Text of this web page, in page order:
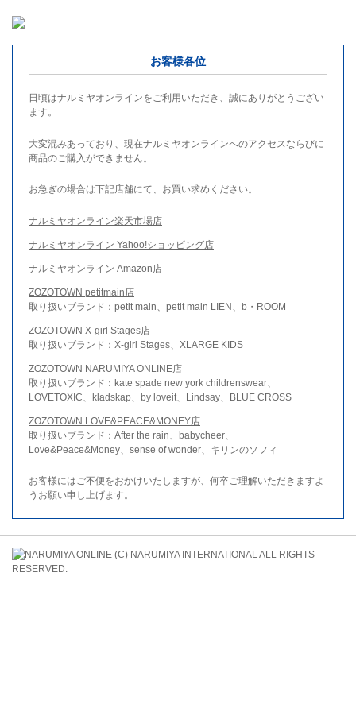
お客様各位
日頃はナルミヤオンラインをご利用いただき、誠にありがとうござい
ます。
大変混みあっており、現在ナルミヤオンラインへのアクセスならびに
商品のご購入ができません。
お急ぎの場合は下記店舗にて、お買い求めください。
ナルミヤオンライン楽天市場店
ナルミヤオンライン Yahoo!ショッピング店
ナルミヤオンライン Amazon店
ZOZOTOWN petitmain店
取り扱いブランド：petit main、petit main LIEN、b・ROOM
ZOZOTOWN X-girl Stages店
取り扱いブランド：X-girl Stages、XLARGE KIDS
ZOZOTOWN NARUMIYA ONLINE店
取り扱いブランド：kate spade new york childrenswear、
LOVETOXIC、kladskap、by loveit、Lindsay、BLUE CROSS
ZOZOTOWN LOVE&PEACE&MONEY店
取り扱いブランド：After the rain、babycheer、
Love&Peace&Money、sense of wonder、キリンのソフィ
お客様にはご不便をおかけいたしますが、何卒ご理解いただきますよ
うお願い申し上げます。